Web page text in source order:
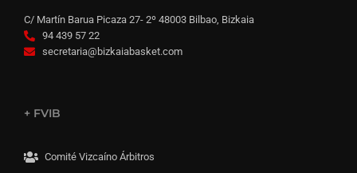
C/ Martín Barua Picaza 27- 2º 48003 Bilbao, Bizkaia
94 439 57 22
secretaria@bizkaiabasket.com
+ FVIB
Comité Vizcaíno Árbitros